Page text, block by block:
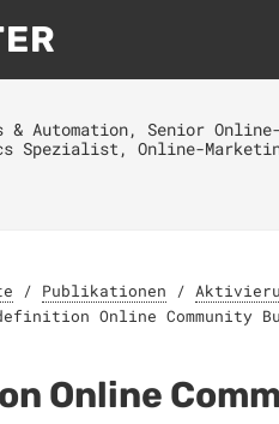
Automation, Senior
Online-Marketing
/ Publikationen /
Online Community
Online